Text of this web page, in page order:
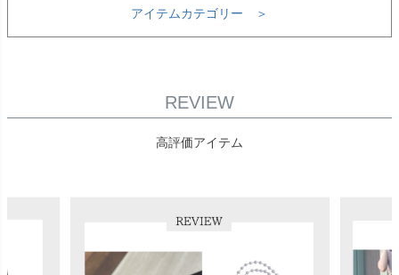
アイテムカテゴリー ＞
REVIEW
高評価アイテム